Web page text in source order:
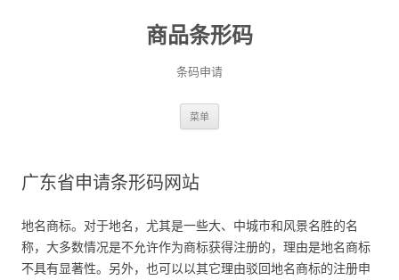
商品条形码
条码申请
菜单
广东省申请条形码网站
地名商标。对于地名，尤其是一些大、中城市和风景名胜的名
称，大多数情况是不允许作为商标获得注册的，理由是地名商标
不具有显著性。另外，也可以以其它理由驳回地名商标的注册申